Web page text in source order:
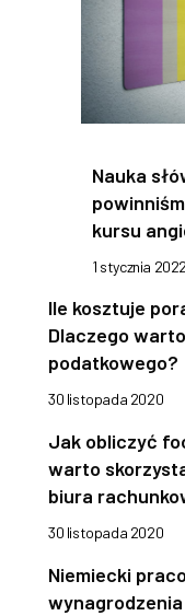
Nauka
kursu
1 stycznia 2022
Ile kosztuje
Dlaczego
podatkowego?
30 listopada 2020
Jak obliczyć
warto
biura
30 listopada 2020
Niemiecki